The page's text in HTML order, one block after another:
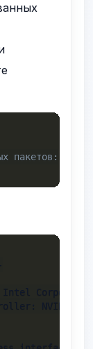
пакетов: